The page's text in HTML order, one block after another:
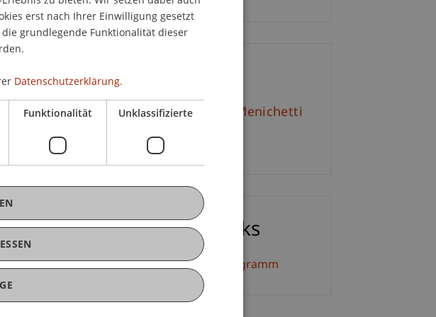
economic
hand,
The
times
returns
challenges
Kontakt
Prof. em. Dr. Marco J. Menichetti
E-Mail
Downloads/Links
Weiterbildung Detailprogramm
ENGLISH
erst nach Ihrer Einwilligung gesetzt
grundlegende Funktionalität dieser
Datenschutzerklärung.
Funktionalität Unklassifizierte